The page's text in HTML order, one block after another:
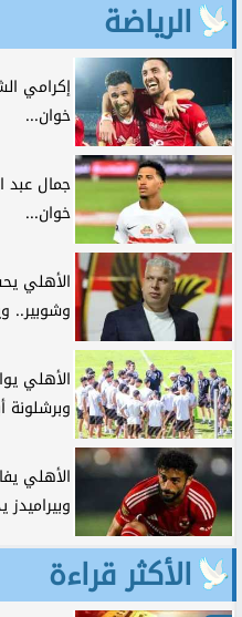
الرياضة
إكرامي
خوان...
جمال عبد
خوان...
الأهلي
وشوبير..
الأهلي
وبرشلونة
الأهلي
الأكثر قراءة